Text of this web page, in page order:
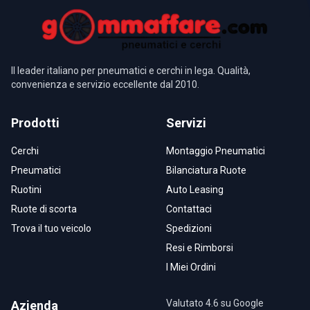
Il leader italiano per pneumatici e cerchi in lega. Qualità,
convenienza e servizio eccellente dal 2010.
Prodotti
Cerchi
Pneumatici
Ruotini
Ruote di scorta
Trova il tuo veicolo
Servizi
Montaggio Pneumatici
Bilanciatura Ruote
Auto Leasing
Contattaci
Spedizioni
Resi e Rimborsi
I Miei Ordini
Azienda Valutato 4.6 su Google